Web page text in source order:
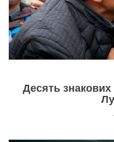
Десять